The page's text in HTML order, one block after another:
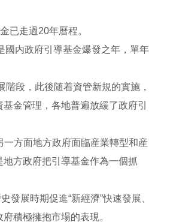
已走過20年曆程。
國内政府引導基金爆發之年，單年
段，此後随着資管新規的實施，
金管理，各地普遍放緩了政府引
方面地方政府面臨産業轉型和産
方政府把引導基金作為一個抓
展時期促進“新經濟”快速發展、
積極擁抱市場的表現。